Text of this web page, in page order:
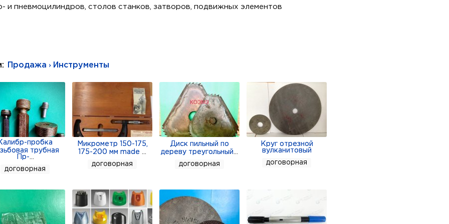
и пневмоцилиндров, столов станков, затворов, подвижных элементов
/ Position Sensor
— +85°C
на поставке спецтехники, оборудования и запасных частей от
Permco, Hyundai, Doosan, Rexroth, Toncin
Поставляется под заказ.
Продажа › Инструменты
пробка
трубная
Пр-
договорная
Микрометр 150-175,
175-200 мм made
договорная
Диск пильный по
дереву треугольный
договорная
Круг отрезной
вулканитовый
договорная